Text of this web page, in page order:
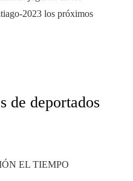
2023 los próximos
de deportados
EL TIEMPO